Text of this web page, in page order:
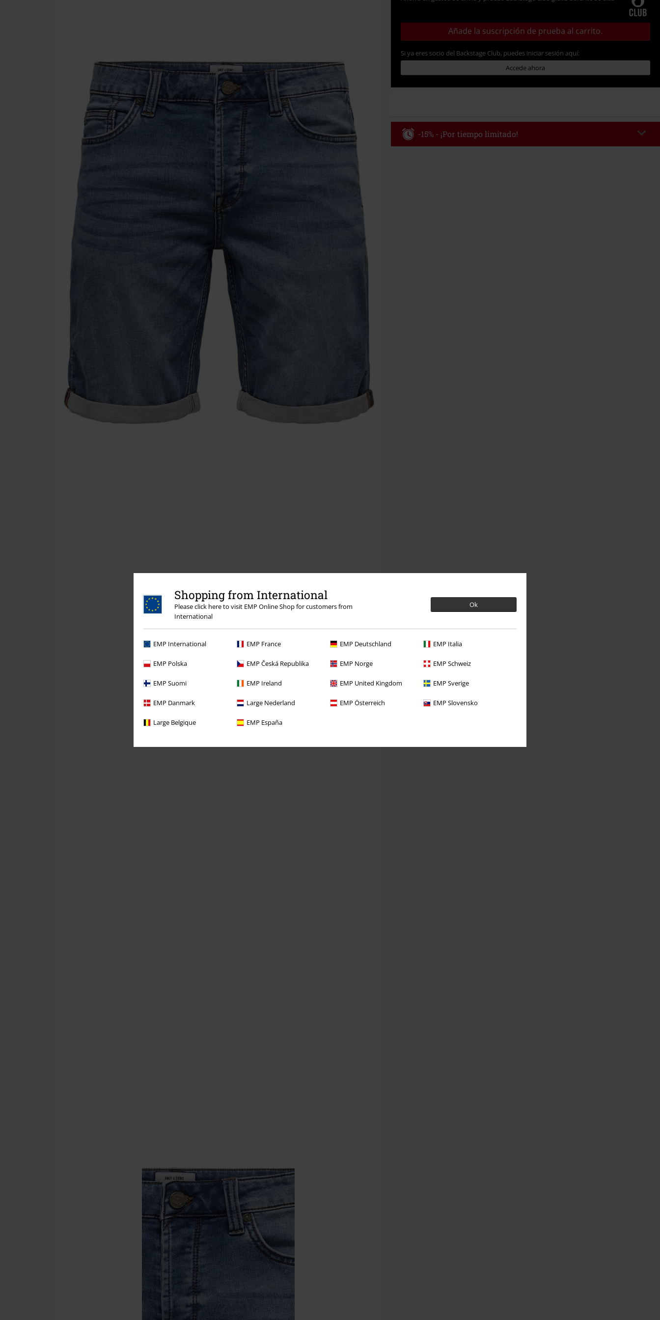
Shopping from International
Please click here to visit EMP Online Shop for customers from
International
Ok
EMP International EMP France EMP Deutschland EMP Italia
EMP Polska EMP Česká Republika EMP Norge EMP Schweiz
EMP Suomi EMP Ireland EMP United Kingdom EMP Sverige
EMP Danmark Large Nederland EMP Österreich EMP Slovensko
Large Belgique EMP España
Añade la suscripción de prueba al carrito.
Si ya eres socio del Backstage Club, puedes iniciar sesión aquí:
Accede ahora
-15% - ¡Por tiempo limitado!